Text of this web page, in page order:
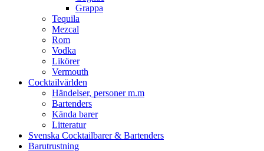
Grappa
Tequila
Mezcal
Rom
Vodka
Likörer
Vermouth
Cocktailvärlden
Händelser, personer m.m
Bartenders
Kända barer
Litteratur
Svenska Cocktailbarer & Bartenders
Barutrustning